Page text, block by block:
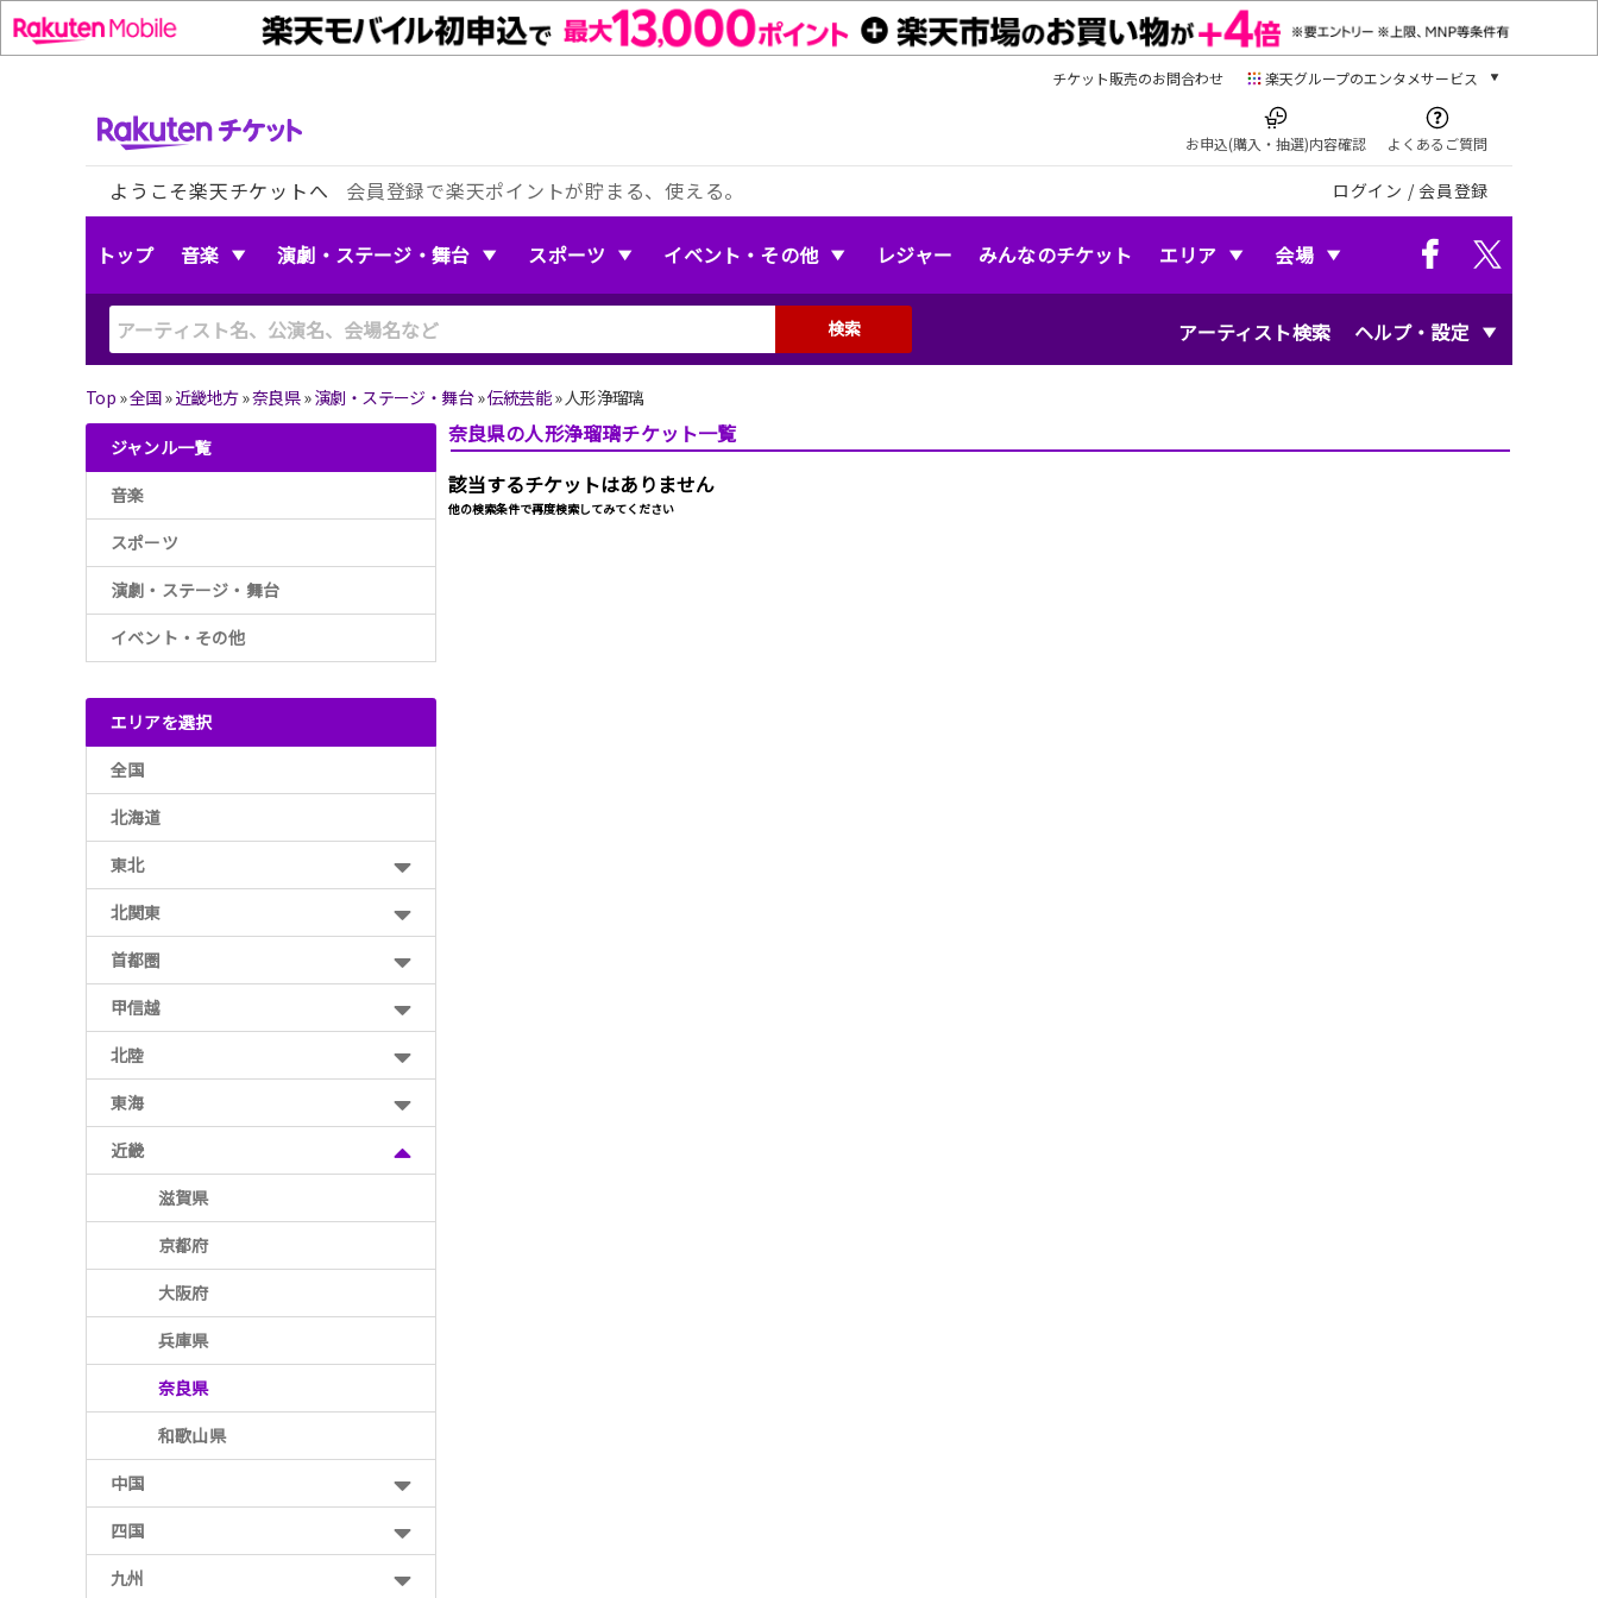
チケット販売のお問合わせ 楽天グループのエンタメサービス
本/ゲーム/CD/DVD
楽天ブックス
電子書籍
楽天Kobo
音楽配信
動画配信ガイド
お申込(購入・抽選)内容確認 よくあるご質問
ようこそ楽天チケットへ 会員登録で楽天ポイントが貯まる、使える。 ログイン / 会員登録
トップ 音楽 演劇・ステージ・舞台 スポーツ イベント・その他 レジャー みんなのチケット エリア 会場
アーティスト検索 ヘルプ・設定
検索
Top »全国»近畿地方»奈良県»演劇・ステージ・舞台»伝統芸能» 人形浄瑠璃
ジャンル一覧
音楽
スポーツ
演劇・ステージ・舞台
イベント・その他
エリアを選択
全国
北海道
東北
北関東
首都圏
甲信越
北陸
東海
近畿
滋賀県
京都府
大阪府
兵庫県
奈良県
和歌山県
中国
四国
九州
奈良県の人形浄瑠璃チケット一覧
該当するチケットはありません
他の検索条件で再度検索してみてください